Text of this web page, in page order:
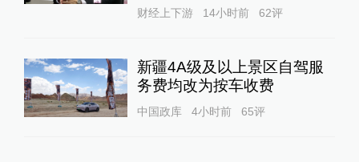
财经上下游 14小时前 62评
新疆4A级及以上景区自驾服
务费均改为按车收费
中国政库 4小时前 65评